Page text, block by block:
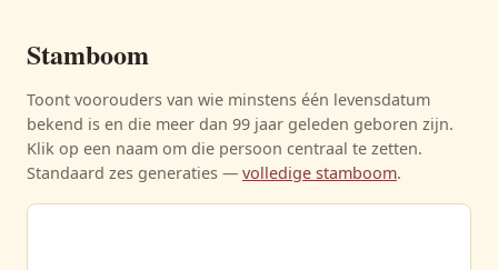
Stamboom
Toont voorouders van wie minstens één levensdatum
bekend is en die meer dan 99 jaar geleden geboren zijn.
Klik op een naam om die persoon centraal te zetten.
Standaard zes generaties — volledige stamboom.